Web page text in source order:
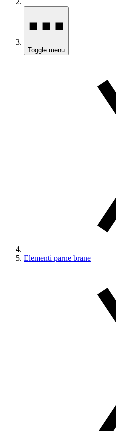
Toggle menu
Elementi parne brane